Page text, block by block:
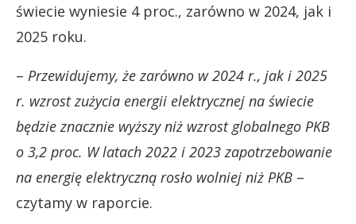
świecie wyniesie 4 proc., zarówno w 2024, jak i
2025 roku.
– Przewidujemy, że zarówno w 2024 r., jak i 2025
r. wzrost zużycia energii elektrycznej na świecie
będzie znacznie wyższy niż wzrost globalnego PKB
o 3,2 proc. W latach 2022 i 2023 zapotrzebowanie
na energię elektryczną rosło wolniej niż PKB –
czytamy w raporcie.